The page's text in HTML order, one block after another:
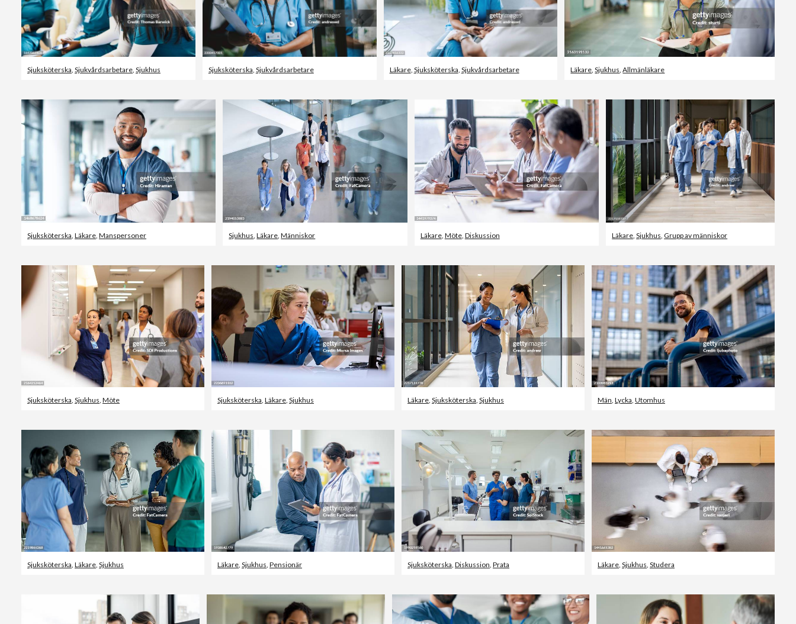
Sjuksköterska, Sjukvårdsarbetare, Sjukhus Sjuksköterska, Sjukvårdsarbetare Läkare, Sjuksköterska, Sjukvårdsarbetare Läkare,Sjukhus,Allmänläkare
Sjuksköterska, Läkare, Manspersoner Sjukhus,Läkare,Människor Läkare, Möte, Diskussion Läkare,Sjukhus, Grupp av människor
Sjuksköterska, Sjukhus, Möte Sjuksköterska, Läkare, Sjukhus Läkare, Sjuksköterska, Sjukhus Män, Lycka, Utomhus
Sjuksköterska, Läkare, Sjukhus Läkare, Sjukhus, Pensionär Sjuksköterska, Diskussion, Prata Läkare, Sjukhus, Studera